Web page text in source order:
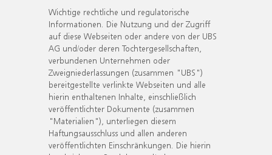
Wichtige rechtliche und regulatorische
Informationen. Die Nutzung und der Zugriff
auf diese Webseiten oder andere von der UBS
AG und/oder deren Tochtergesellschaften,
verbundenen Unternehmen oder
Zweigniederlassungen (zusammen "UBS")
bereitgestellte verlinkte Webseiten und alle
hierin enthaltenen Inhalte, einschließlich
veröffentlichter Dokumente (zusammen
"Materialien"), unterliegen diesem
Haftungsausschluss und allen anderen
veröffentlichten Einschränkungen. Die hierin